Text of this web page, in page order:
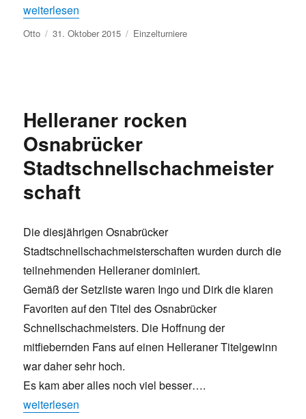
„Gedränge um Platz 1 im Barenturm“
weiterlesen
Autor
Otto Veröffentlicht
31. Oktober 2015 Kategorien
Einzelturniere
Helleraner rocken
Osnabrücker
Stadtschnellschachmeister
schaft
Die diesjährigen Osnabrücker
Stadtschnellschachmeisterschaften wurden durch die
teilnehmenden Helleraner dominiert.
Gemäß der Setzliste waren Ingo und Dirk die klaren
Favoriten auf den Titel des Osnabrücker
Schnellschachmeisters. Die Hoffnung der
mitfiebernden Fans auf einen Helleraner Titelgewinn
war daher sehr hoch.
Es kam aber alles noch viel besser….
„Helleraner rocken Osnabrücker
weiterlesen